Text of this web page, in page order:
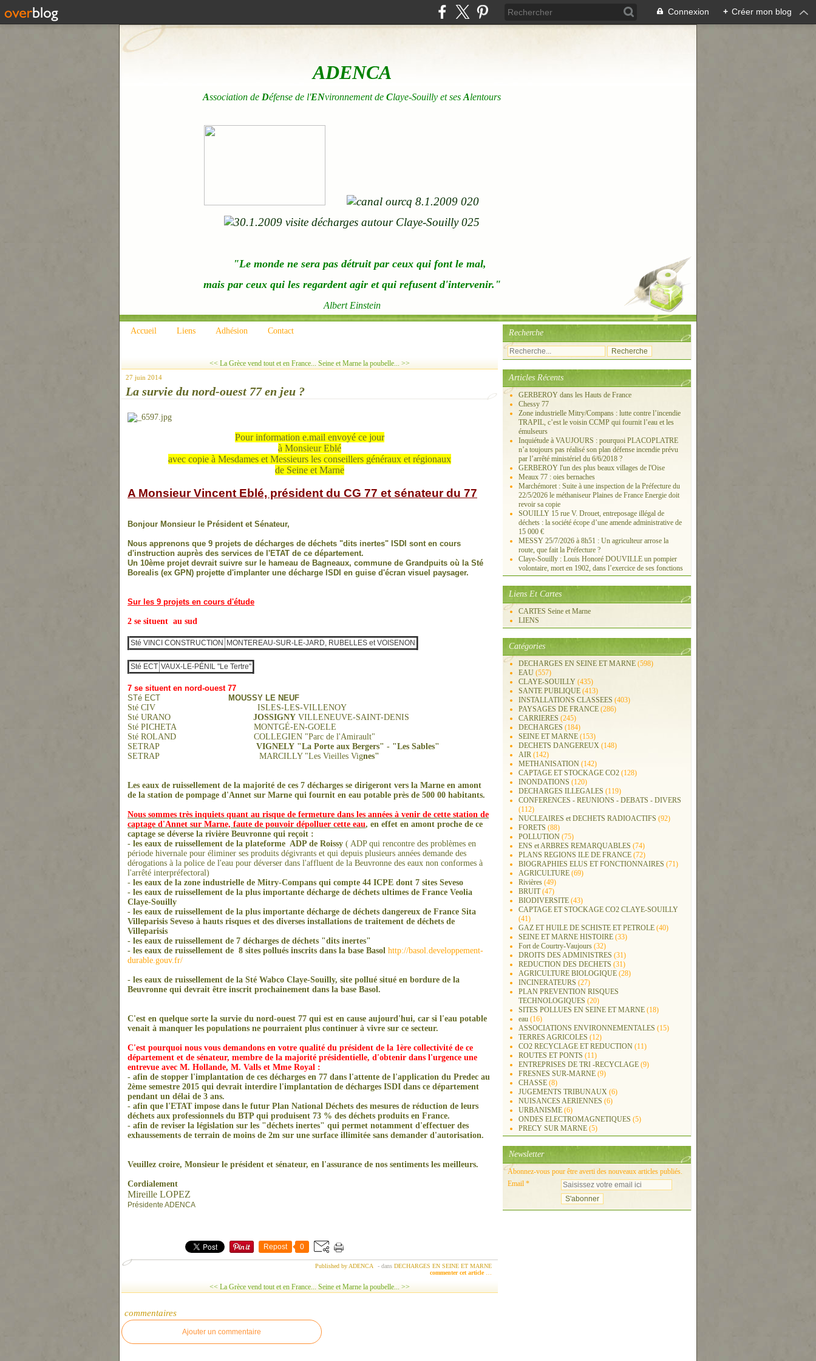
Connexion + Créer mon blog
ADENCA
Association de Défense de l'ENvironnement de Claye-Souilly et ses Alentours
"Le monde ne sera pas détruit par ceux qui font le mal,
mais par ceux qui les regardent agir et qui refusent d'intervenir."
Albert Einstein
Accueil Liens Adhésion Contact
<< La Grèce vend tout et en France... Seine et Marne la poubelle... >>
27 juin 2014
La survie du nord-ouest 77 en jeu ?
Pour information e.mail envoyé ce jour
à Monsieur Eblé
avec copie à Mesdames et Messieurs les conseillers généraux et régionaux
de Seine et Marne
A Monsieur Vincent Eblé, président du CG 77 et sénateur du 77
Bonjour Monsieur le Président et Sénateur,
Nous apprenons que 9 projets de décharges de déchets "dits inertes" ISDI sont en cours
d'instruction auprès des services de l'ETAT de ce département.
Un 10ème projet devrait suivre sur le hameau de Bagneaux, commune de Grandpuits où la Sté
Borealis (ex GPN) projette d'implanter une décharge ISDI en guise d'écran visuel paysager.
Sur les 9 projets en cours d'étude
2 se situent au sud
Sté VINCI CONSTRUCTION MONTEREAU-SUR-LE-JARD, RUBELLES et VOISENON
Sté ECT VAUX-LE-PÉNIL "Le Tertre"
7 se situent en nord-ouest 77
STé ECT
MOUSSY LE NEUF
Sté CIV
ISLES-LES-VILLENOY
Sté URANO
JOSSIGNY VILLENEUVE-SAINT-DENIS
Sté PICHETA MONTGÉ-EN-GOELE
Sté ROLAND
COLLEGIEN "Parc de l'Amirault"
SETRAP
VIGNELY "La Porte aux Bergers" - "Les Sables"
SETRAP
MARCILLY "Les Vieilles Vignes"
Les eaux de ruissellement de la majorité de ces 7 décharges se dirigeront vers la Marne en amont
de la station de pompage d'Annet sur Marne qui fournit en eau potable près de 500 00 habitants.
Nous sommes très inquiets quant au risque de fermeture dans les années à venir de cette station de
captage d'Annet sur Marne, faute de pouvoir dépolluer cette eau, en effet en amont proche de ce
captage se déverse la rivière Beuvronne qui reçoit :
- les eaux de ruissellement de la plateforme ADP de Roissy ( ADP qui rencontre des problèmes en
période hivernale pour éliminer ses produits dégivrants et qui depuis plusieurs années demande des
dérogations à la police de l'eau pour déverser dans l'affluent de la Beuvronne des eaux non conformes à
l'arrêté interpréfectoral)
- les eaux de la zone industrielle de Mitry-Compans qui compte 44 ICPE dont 7 sites Seveso
- les eaux de ruissellement de la plus importante décharge de déchets ultimes de France Veolia
Claye-Souilly
- les eaux de ruissellement de la plus importante décharge de déchets dangereux de France Sita
Villeparisis Seveso à hauts risques et des diverses installations de traitement de déchets de
Villeparisis
- les eaux de ruissellement de 7 décharges de déchets "dits inertes"
- les eaux de ruissellement de 8 sites pollués inscrits dans la base Basol http://basol.developpement-
durable.gouv.fr/
- les eaux de ruissellement de la Sté Wabco Claye-Souilly, site pollué situé en bordure de la
Beuvronne qui devrait être inscrit prochainement dans la base Basol.
C'est en quelque sorte la survie du nord-ouest 77 qui est en cause aujourd'hui, car si l'eau potable
venait à manquer les populations ne pourraient plus continuer à vivre sur ce secteur.
C'est pourquoi nous vous demandons en votre qualité du président de la 1ère collectivité de ce
département et de sénateur, membre de la majorité présidentielle, d'obtenir dans l'urgence une
entrevue avec M. Hollande, M. Valls et Mme Royal :
- afin de stopper l'implantation de ces décharges en 77 dans l'attente de l'application du Predec au
2ème semestre 2015 qui devrait interdire l'implantation de décharges ISDI dans ce département
pendant un délai de 3 ans.
- afin que l'ETAT impose dans le futur Plan National Déchets des mesures de réduction de leurs
déchets aux professionnels du BTP qui produisent 73 % des déchets produits en France.
- afin de reviser la législation sur les "déchets inertes" qui permet notamment d'effectuer des
exhaussements de terrain de moins de 2m sur une surface illimitée sans demander d'autorisation.
Veuillez croire, Monsieur le président et sénateur, en l'assurance de nos sentiments les meilleurs.
Cordialement
Mireille LOPEZ
Présidente ADENCA
Repost 0
Published by ADENCA - dans DECHARGES EN SEINE ET MARNE
commenter cet article
<< La Grèce vend tout et en France... Seine et Marne la poubelle... >>
commentaires
Ajouter un commentaire
Recherche
Articles Récents
GERBEROY dans les Hauts de France
Chessy 77
Zone industrielle Mitry/Compans : lutte contre l’incendie
TRAPIL, c’est le voisin CCMP qui fournit l’eau et les
émulseurs
Inquiétude à VAUJOURS : pourquoi PLACOPLATRE
n’a toujours pas réalisé son plan défense incendie prévu
par l’arrêté ministériel du 6/6/2018 ?
GERBEROY l'un des plus beaux villages de l'Oise
Meaux 77 : oies bernaches
Marchémoret : Suite à une inspection de la Préfecture du
22/5/2026 le méthaniseur Plaines de France Energie doit
revoir sa copie
SOUILLY 15 rue V. Drouet, entreposage illégal de
déchets : la société écope d’une amende administrative de
15 000 €
MESSY 25/7/2026 à 8h51 : Un agriculteur arrose la
route, que fait la Préfecture ?
Claye-Souilly : Louis Honoré DOUVILLE un pompier
volontaire, mort en 1902, dans l’exercice de ses fonctions
Liens Et Cartes
CARTES Seine et Marne
LIENS
Catégories
DECHARGES EN SEINE ET MARNE (598)
EAU (557)
CLAYE-SOUILLY (435)
SANTE PUBLIQUE (413)
INSTALLATIONS CLASSEES (403)
PAYSAGES DE FRANCE (286)
CARRIERES (245)
DECHARGES (184)
SEINE ET MARNE (153)
DECHETS DANGEREUX (148)
AIR (142)
METHANISATION (142)
CAPTAGE ET STOCKAGE CO2 (128)
INONDATIONS (120)
DECHARGES ILLEGALES (119)
CONFERENCES - REUNIONS - DEBATS - DIVERS
(112)
NUCLEAIRES et DECHETS RADIOACTIFS (92)
FORETS (88)
POLLUTION (75)
ENS et ARBRES REMARQUABLES (74)
PLANS REGIONS ILE DE FRANCE (72)
BIOGRAPHIES ELUS ET FONCTIONNAIRES (71)
AGRICULTURE (69)
Rivières (49)
BRUIT(47)
BIODIVERSITE (43)
CAPTAGE ET STOCKAGE CO2 CLAYE-SOUILLY
(41)
GAZ ET HUILE DE SCHISTE ET PETROLE (40)
SEINE ET MARNE HISTOIRE (33)
Fort de Courtry-Vaujours (32)
DROITS DES ADMINISTRES (31)
REDUCTION DES DECHETS (31)
AGRICULTURE BIOLOGIQUE (28)
INCINERATEURS (27)
PLAN PREVENTION RISQUES
TECHNOLOGIQUES (20)
SITES POLLUES EN SEINE ET MARNE (18)
eau (16)
ASSOCIATIONS ENVIRONNEMENTALES (15)
TERRES AGRICOLES (12)
CO2 RECYCLAGE ET REDUCTION (11)
ROUTES ET PONTS (11)
ENTREPRISES DE TRI -RECYCLAGE (9)
FRESNES SUR-MARNE (9)
CHASSE (8)
JUGEMENTS TRIBUNAUX (6)
NUISANCES AERIENNES (6)
URBANISME (6)
ONDES ELECTROMAGNETIQUES (5)
PRECY SUR MARNE (5)
Newsletter
Abonnez-vous pour être averti des nouveaux articles publiés.
Email